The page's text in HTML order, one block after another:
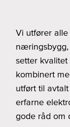
Vi utfører
næringsbygg,
setter
kombinert
utført til
erfarne
gode råd om